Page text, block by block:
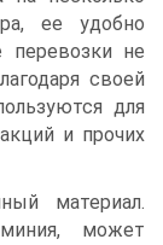
ее удобно
перевозки не
своей
для
и прочих
материал.
может